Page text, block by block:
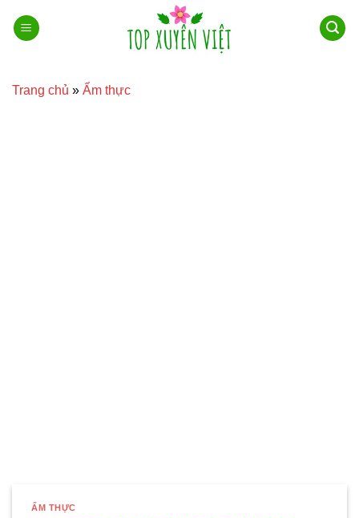
qua
Trang chủ » Ẩm thực
ẨM THỰC